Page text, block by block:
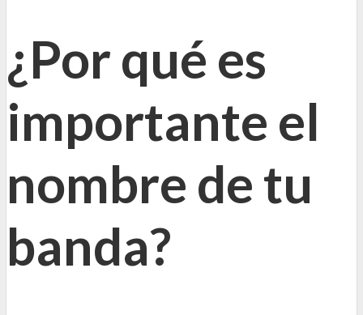
¿Por qué es
importante el
nombre de tu
banda?